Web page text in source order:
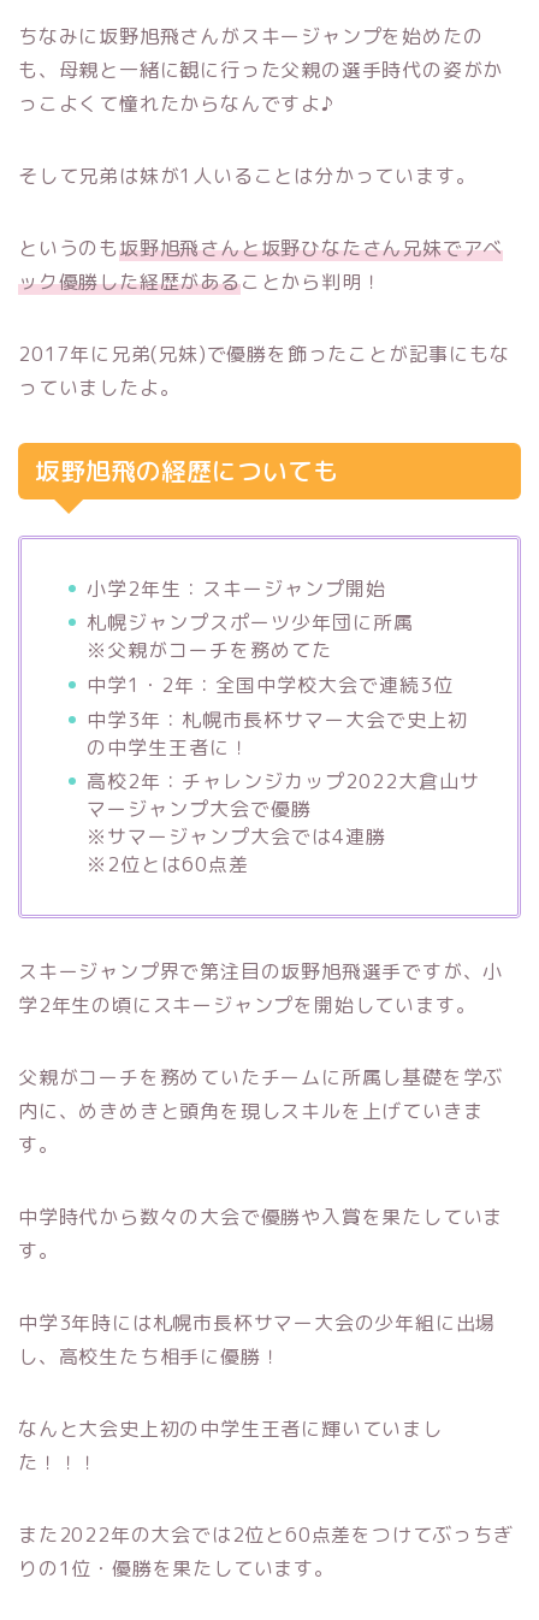
ちなみに坂野旭飛さんがスキージャンプを始めたの
も、母親と一緒に観に行った父親の選手時代の姿がか
っこよくて憧れたからなんですよ♪
そして兄弟は妹が1人いることは分かっています。
というのも坂野旭飛さんと坂野ひなたさん兄妹でアベ
ック優勝した経歴があることから判明！
2017年に兄弟(兄妹)で優勝を飾ったことが記事にもな
っていましたよ。
坂野旭飛の経歴についても
小学2年生：スキージャンプ開始
札幌ジャンプスポーツ少年団に所属
※父親がコーチを務めてた
中学1・2年：全国中学校大会で連続3位
中学3年：札幌市長杯サマー大会で史上初
の中学生王者に！
高校2年：チャレンジカップ2022大倉山サ
マージャンプ大会で優勝
※サマージャンプ大会では4連勝
※2位とは60点差
スキージャンプ界で第注目の坂野旭飛選手ですが、小
学2年生の頃にスキージャンプを開始しています。
父親がコーチを務めていたチームに所属し基礎を学ぶ
内に、めきめきと頭角を現しスキルを上げていきま
す。
中学時代から数々の大会で優勝や入賞を果たしていま
す。
中学3年時には札幌市長杯サマー大会の少年組に出場
し、高校生たち相手に優勝！
なんと大会史上初の中学生王者に輝いていまし
た！！！
また2022年の大会では2位と60点差をつけてぶっちぎ
りの1位・優勝を果たしています。